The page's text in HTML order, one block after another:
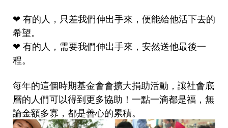
❤ 有的人，只差我們伸出手來，便能給他活下去的
希望。
❤ 有的人，需要我們伸出手來，安然送他最後一
程。
每年的這個時期基金會會擴大捐助活動，讓社會底
層的人們可以得到更多協助！一點一滴都是福，無
論金額多寡，都是善心的累積。